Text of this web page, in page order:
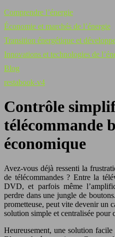
Comprendre l’énergie
Économie et marchés de l’énergie
Transition énergétique et
Innovations et technologies de
Blog
restabook-v4
Contrôle
télécommande
économique
Avez-vous déjà ressenti la
de télécommandes ? Entre la
DVD, et parfois même
perdre dans une jungle de
prometteuse, peut vite devenir un
solution simple et centralisée pour
Heureusement, une solution